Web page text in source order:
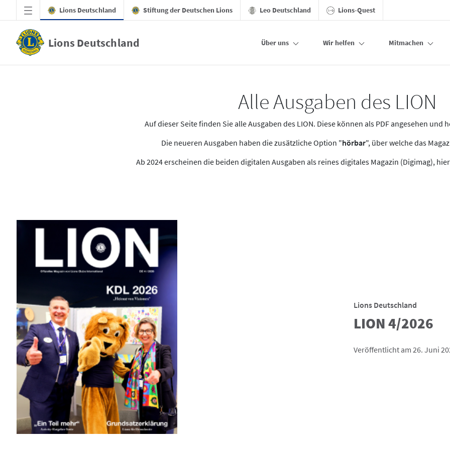
Zum Hauptinhalt springen
Lions Deutschland Stiftung der Deutschen Lions Leo Deutschland Lions-Quest
Lions Deutschland Über uns Wir helfen Mitmachen
Alle Ausgaben des LION
Auf dieser Seite finden Sie alle Ausgaben des LION. Diese können als PDF angesehen und
Die neueren Ausgaben haben die zusätzliche Option "hörbar", über welche das
Ab 2024 erscheinen die beiden digitalen Ausgaben als reines digitales Magazin (Digimag),
Lions Deutschland
LION 4/2026
Veröffentlicht am 26. Juni